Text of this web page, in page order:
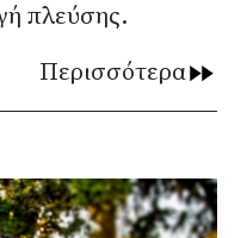
πλεύσης.
Περισσότερα